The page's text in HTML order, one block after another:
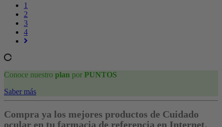
1
2
3
4
Conoce nuestro plan por PUNTOS
Saber más
Compra ya los mejores productos de Cuidado
ocular en tu farmacia de referencia en Internet.